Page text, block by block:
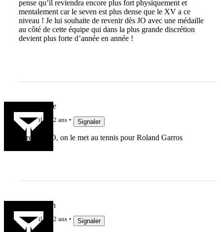
pense qu’il reviendra encore plus fort physiquement et
mentalement car le seven est plus dense que le XV a ce
niveau ! Je lui souhaite de revenir dès JO avec une médaille
au côté de cette équipe qui dans la plus grande discrétion
devient plus forte d’année en année !
LaGuiguille
il y a 2 ans Signaler
apres les JO, on le met au tennis pour Roland Garros
Jeu de main
il y a 2 ans Signaler